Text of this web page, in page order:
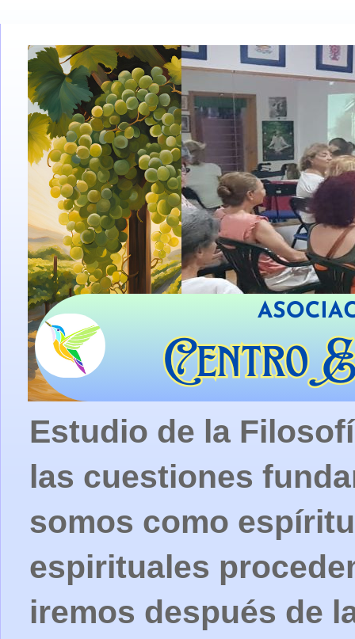
Estudio de la
las cuestiones
somos como
espirituales
iremos después de